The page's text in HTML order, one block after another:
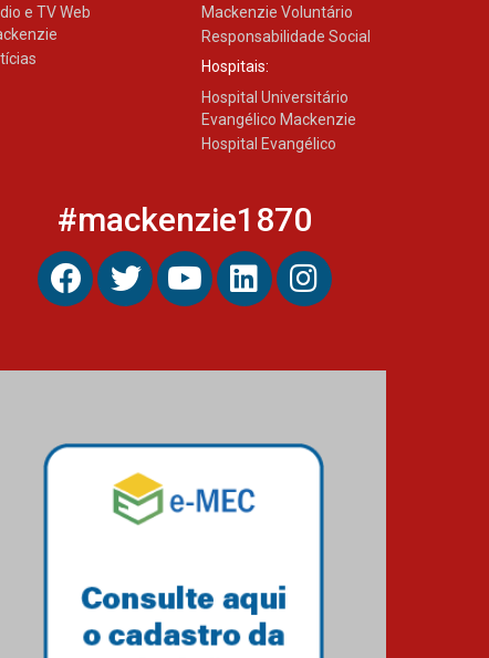
e TV Web
Mackenzie Voluntário
Responsabilidade Social
Hospitais:
Hospital Universitário
Evangélico Mackenzie
Hospital Evangélico
#mackenzie1870